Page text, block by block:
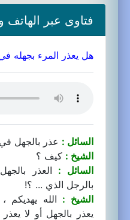
فتاوى عبر الهاتف
هل يعذر المرء بجهله
السائل : عذر بالجهل
الشيخ : كيف ؟
السائل : العذر
بالرجل الذي ... ؟!
الشيخ : الله يهديكم
يعذر بالجهل أو لا